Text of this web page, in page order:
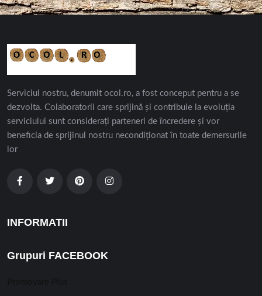
Serviciul nostru, denumit ocol.ro, a fost conceput pentru a se
dezvolta. Colaboratorii care sprijină și contribuie la evoluția
serviciului sunt considerați parteneri de încredere și vor
beneficia de sprijinul nostru necondiționat în toate demersurile
lor
INFORMATII
Grupuri FACEBOOK